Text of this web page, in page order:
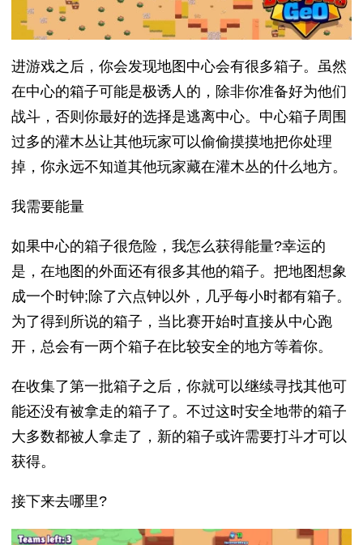
进游戏之后，你会发现地图中心会有很多箱子。虽然
在中心的箱子可能是极诱人的，除非你准备好为他们
战斗，否则你最好的选择是逃离中心。中心箱子周围
过多的灌木丛让其他玩家可以偷偷摸摸地把你处理
掉，你永远不知道其他玩家藏在灌木丛的什么地方。
我需要能量
如果中心的箱子很危险，我怎么获得能量?幸运的
是，在地图的外面还有很多其他的箱子。把地图想象
成一个时钟;除了六点钟以外，几乎每小时都有箱子。
为了得到所说的箱子，当比赛开始时直接从中心跑
开，总会有一两个箱子在比较安全的地方等着你。
在收集了第一批箱子之后，你就可以继续寻找其他可
能还没有被拿走的箱子了。不过这时安全地带的箱子
大多数都被人拿走了，新的箱子或许需要打斗才可以
获得。
接下来去哪里?